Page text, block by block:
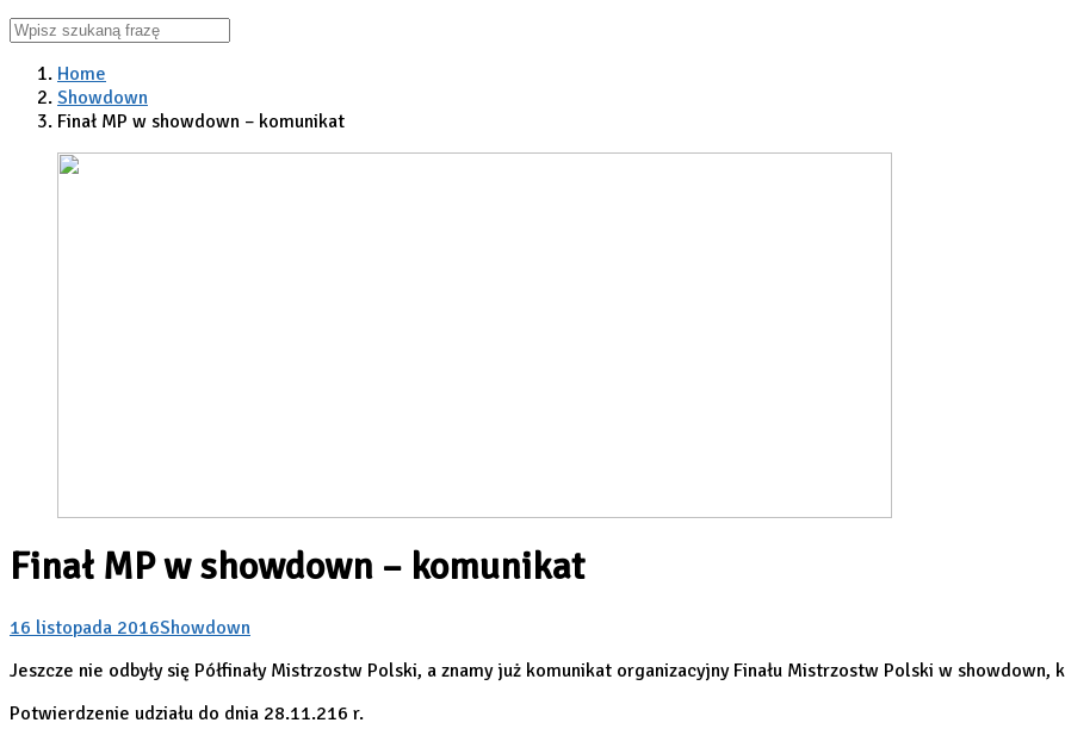
Home
Showdown
Finał MP w showdown – komunikat
Finał MP w showdown – komunikat
16 listopada 2016Showdown
Jeszcze nie odbyły się Półfinały Mistrzostw Polski, a znamy już komunikat organizacyjny Finału Mistrzostw Polski w
Potwierdzenie udziału do dnia 28.11.216 r.